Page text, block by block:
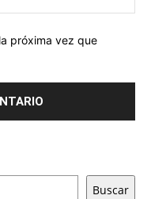
próxima vez que
Buscar